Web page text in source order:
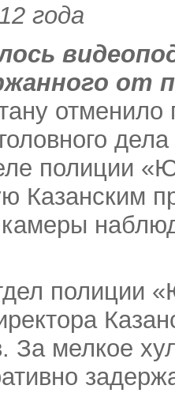
года
от
отменило
полиции
Казанским
полиции
За мелкое